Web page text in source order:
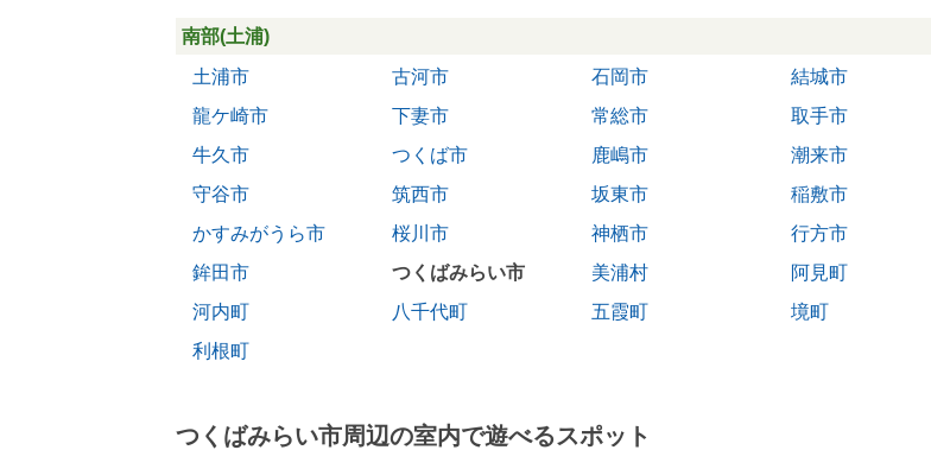
南部(土浦)
土浦市
古河市 石岡市
結城市
龍ケ崎市
下妻市 常総市
取手市
牛久市
つくば市 鹿嶋市
潮来市
守谷市
筑西市 坂東市
稲敷市
かすみがうら市
桜川市 神栖市
行方市
鉾田市
つくばみらい市 美浦村
阿見町
河内町
八千代町 五霞町
境町
利根町
つくばみらい市周辺の室内で遊べるスポット